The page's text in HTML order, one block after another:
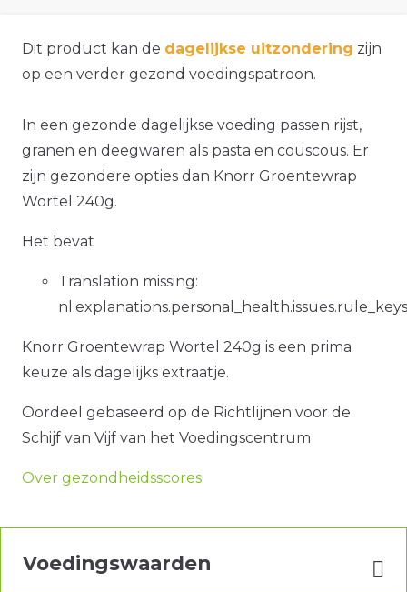
Dit product kan de dagelijkse uitzondering zijn
op een verder gezond voedingspatroon.
In een gezonde dagelijkse voeding passen rijst,
granen en deegwaren als pasta en couscous. Er
zijn gezondere opties dan Knorr Groentewrap
Wortel 240g.
Het bevat
Translation missing:
Knorr Groentewrap Wortel 240g is een prima
keuze als dagelijks extraatje.
Oordeel gebaseerd op de Richtlijnen voor de
Schijf van Vijf van het Voedingscentrum
Over gezondheidsscores
Voedingswaarden